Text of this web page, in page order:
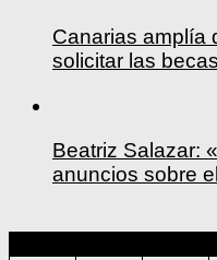
Canarias amplía
solicitar las
Beatriz Salazar:
anuncios sobre